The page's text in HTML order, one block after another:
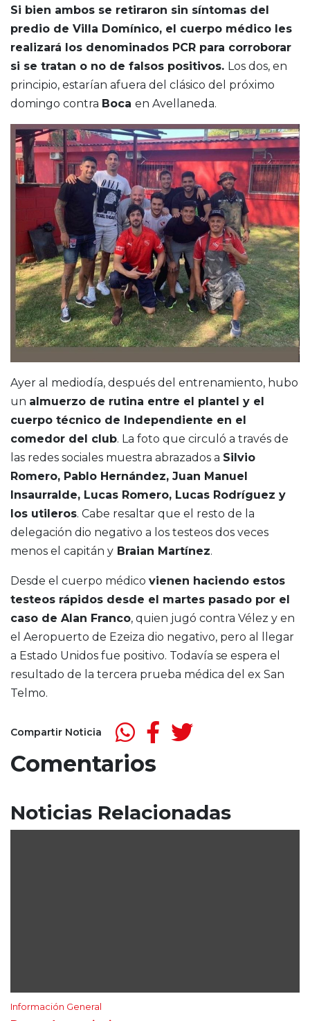
Si bien ambos se retiraron sin síntomas del
predio de Villa Domínico, el cuerpo médico les
realizará los denominados PCR para corroborar
si se tratan o no de falsos positivos. Los dos, en
principio, estarían afuera del clásico del próximo
domingo contra Boca en Avellaneda.
Ayer al mediodía, después del entrenamiento, hubo
un almuerzo de rutina entre el plantel y el
cuerpo técnico de Independiente en el
comedor del club. La foto que circuló a través de
las redes sociales muestra abrazados a Silvio
Romero, Pablo Hernández, Juan Manuel
Insaurralde, Lucas Romero, Lucas Rodríguez y
los utileros. Cabe resaltar que el resto de la
delegación dio negativo a los testeos dos veces
menos el capitán y Braian Martínez.
Desde el cuerpo médico vienen haciendo estos
testeos rápidos desde el martes pasado por el
caso de Alan Franco, quien jugó contra Vélez y en
el Aeropuerto de Ezeiza dio negativo, pero al llegar
a Estado Unidos fue positivo. Todavía se espera el
resultado de la tercera prueba médica del ex San
Telmo.
Compartir Noticia
Comentarios
Noticias Relacionadas
Información General